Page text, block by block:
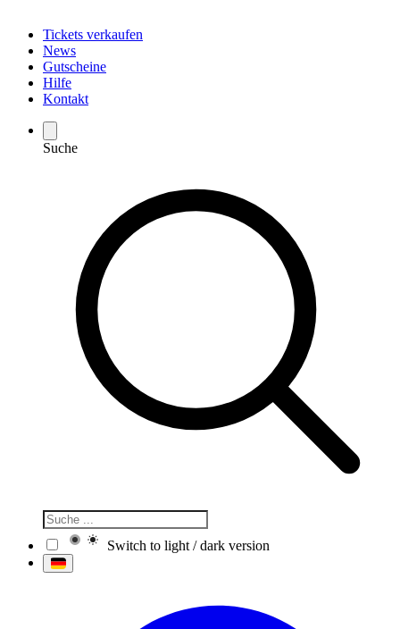
Tickets verkaufen
News
Gutscheine
Hilfe
Kontakt
Suche
Switch to light / dark version